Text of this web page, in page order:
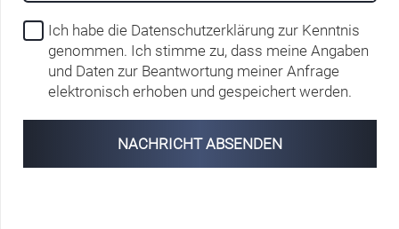
Ich habe die Datenschutzerklärung zur Kenntnis
genommen. Ich stimme zu, dass meine Angaben
und Daten zur Beantwortung meiner Anfrage
elektronisch erhoben und gespeichert werden.
NACHRICHT ABSENDEN